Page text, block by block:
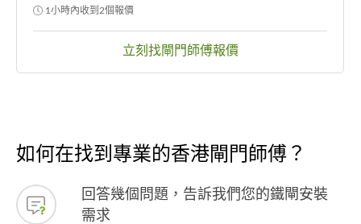
1小時內收到2個報價
立刻找閘門師傅報價
如何在找到專業的香港閘門師傅？
回答幾個問題，告訴我們您的鐵閘安裝
需求